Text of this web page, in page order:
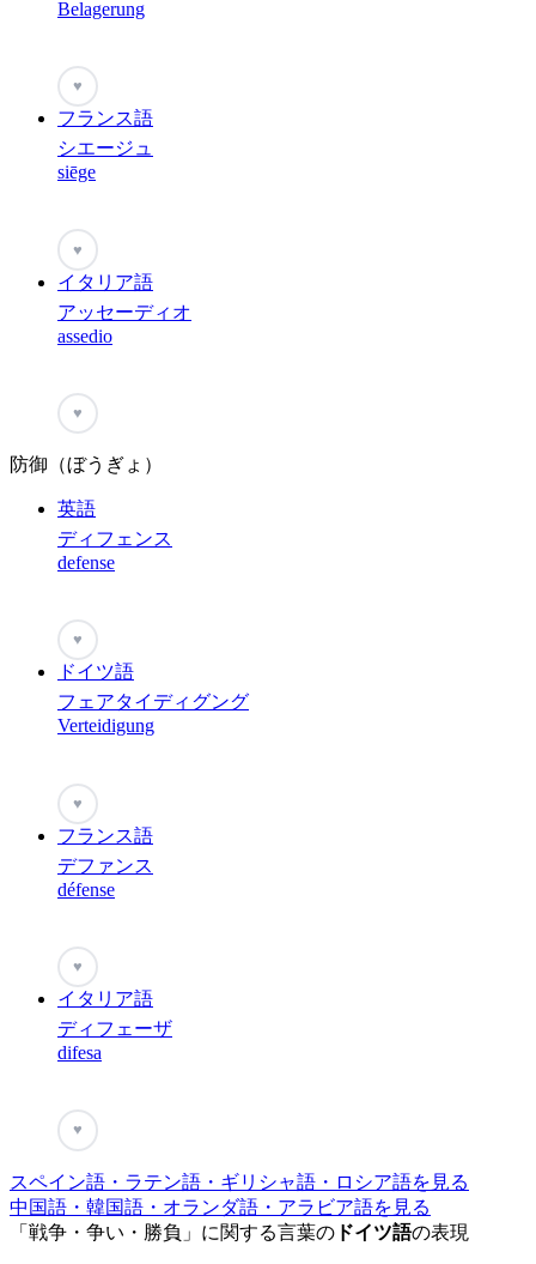
Belagerung
♥
フランス語
シエージュ
siēge
♥
イタリア語
アッセーディオ
assedio
♥
防御（ぼうぎょ）
英語
ディフェンス
defense
♥
ドイツ語
フェアタイディグング
Verteidigung
♥
フランス語
デファンス
défense
♥
イタリア語
ディフェーザ
difesa
♥
スペイン語・ラテン語・ギリシャ語・ロシア語を見る
中国語・韓国語・オランダ語・アラビア語を見る
「戦争・争い・勝負」に関する言葉の ドイツ語の表現